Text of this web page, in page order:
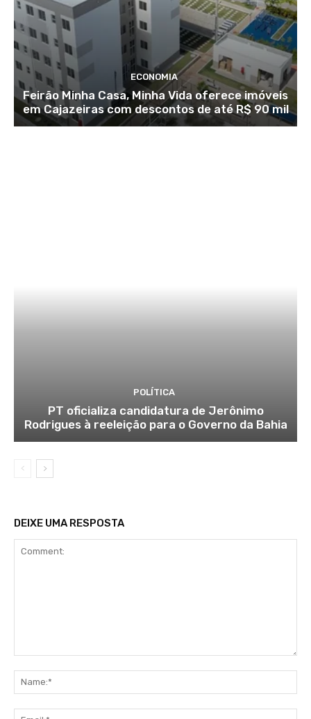
ECONOMIA
Feirão Minha Casa, Minha Vida oferece imóveis
em Cajazeiras com descontos de até R$ 90 mil
POLÍTICA
PT oficializa candidatura de Jerônimo
Rodrigues à reeleição para o Governo da Bahia
DEIXE UMA RESPOSTA